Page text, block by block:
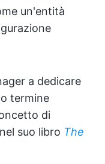
un'entità
a dedicare
termine
di
nel suo libro The